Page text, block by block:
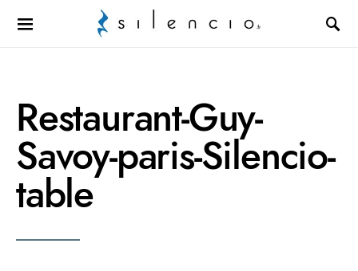
Search for:
Restaurant-Guy-
Savoy-paris-Silencio-
table